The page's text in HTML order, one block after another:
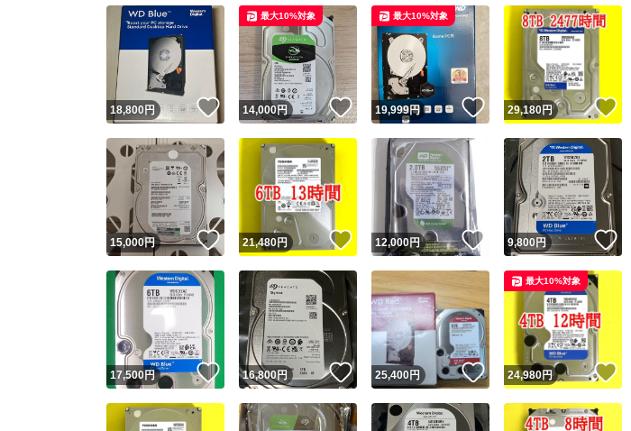
18,800円 いいね！
14,000円 いいね！
最大10%対象
19,999円 いいね！
最大10%対象
29,180円
15,000円 いいね！
21,480円 いいね！
12,000円 いいね！
9,800円
17,500円 いいね！
16,800円 いいね！
25,400円 いいね！
24,980円
最大10%対象